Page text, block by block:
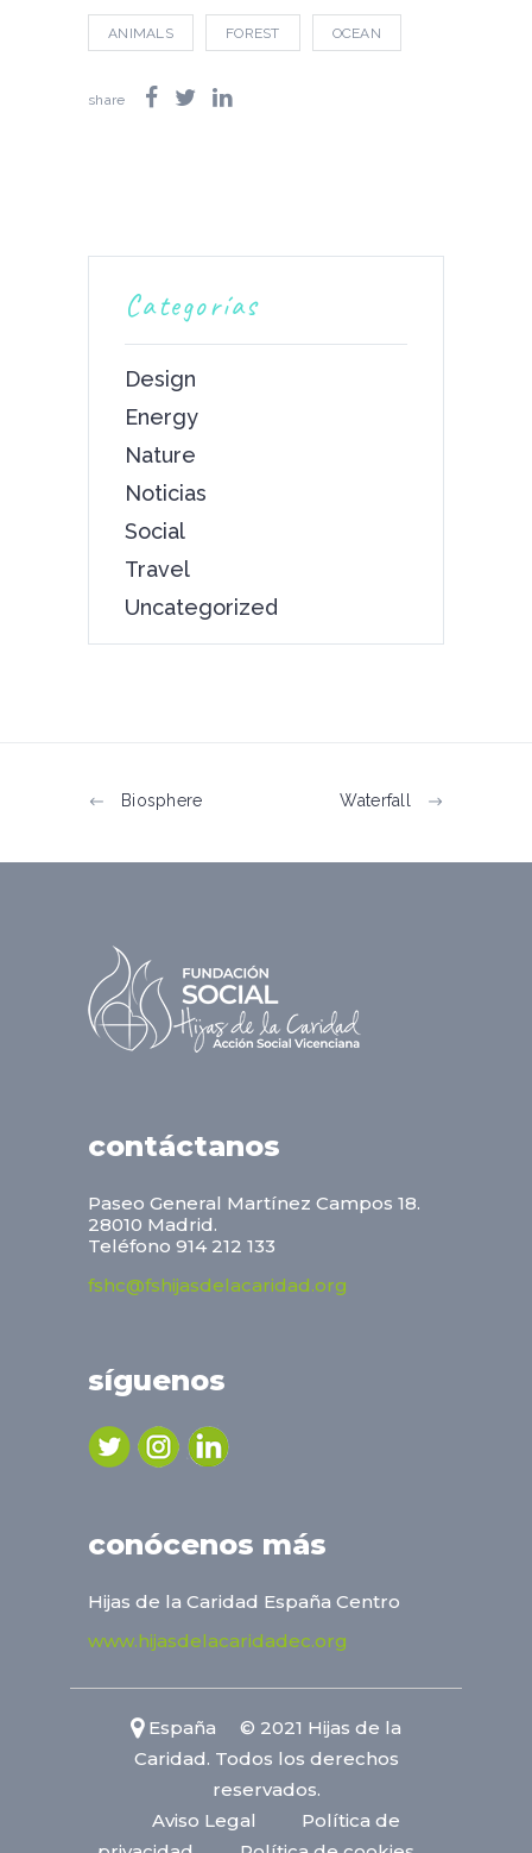
ANIMALS FOREST OCEAN
share
Categorías
Design
Energy
Nature
Noticias
Social
Travel
Uncategorized
Biosphere Waterfall
contáctanos
Paseo General Martínez Campos 18.
28010 Madrid.
Teléfono 914 212 133
fshc@fshijasdelacaridad.org
síguenos
conócenos más
Hijas de la Caridad España Centro
www.hijasdelacaridadec.org
España © 2021 Hijas de la
Caridad. Todos los derechos
reservados.
Aviso Legal
Política de